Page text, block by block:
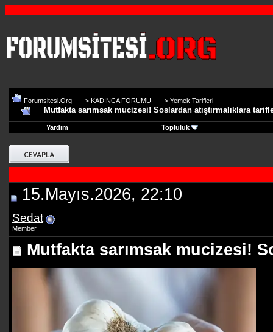
Forumsitesi.Org > KADINCA FORUMU > Yemek Tarifleri
Mutfakta sarımsak mucizesi! Soslardan atıştırmalıklara
Yardım Topluluk
15.Mayıs.2026, 22:10
Sedat
Member
Mutfakta sarımsak mucizesi!